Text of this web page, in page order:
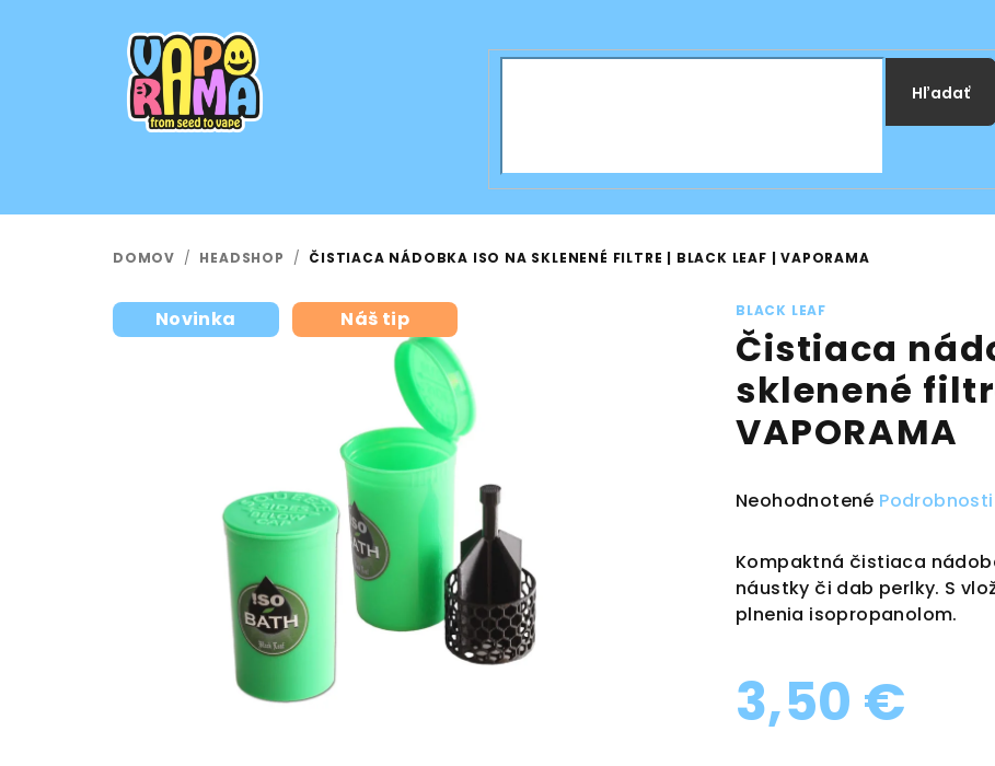
Hľadať
DOMOV / HEADSHOP / ČISTIACA NÁDOBKA ISO NA SKLENENÉ FILTRE | BLACK LEAF | VAPORAMA
BLACK LEAF
Čistiaca
sklenené
VAPORAMA
Priemerné
produktu
je
0,0
z
hviezdičiek.
Neohodnotené
Kompaktná čistiaca
náustky či dab perlky. S
plnenia isopropanolom.
3,50 €
Novinka Náš tip